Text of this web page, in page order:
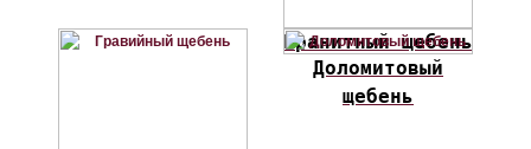
Гранитный щебень
Доломитовый
щебень